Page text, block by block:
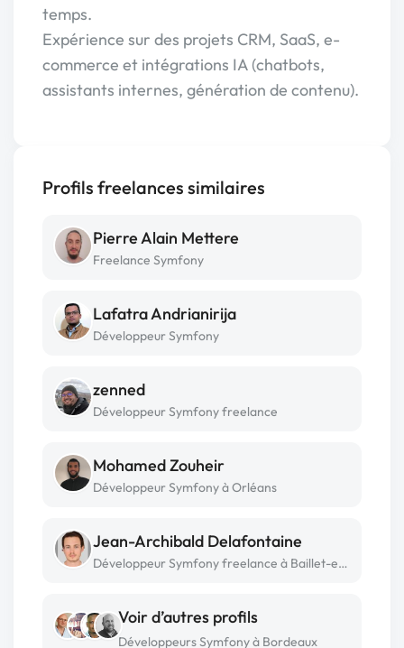
temps.
Expérience sur des projets CRM, SaaS, e-
commerce et intégrations IA (chatbots,
assistants internes, génération de contenu).
Profils freelances similaires
Pierre Alain Mettere
Freelance Symfony
Lafatra Andrianirija
Développeur Symfony
zenned
Développeur Symfony freelance
Mohamed Zouheir
Développeur Symfony à Orléans
Jean-Archibald Delafontaine
Développeur Symfony freelance à Baillet-en-france
Voir d’autres profils
Développeurs Symfony à Bordeaux